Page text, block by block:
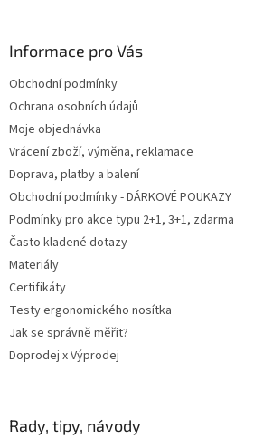
ý
p
i
Informace pro Vás
Obchodní podmínky
Ochrana osobních údajů
Moje objednávka
Vrácení zboží, výměna, reklamace
Doprava, platby a balení
Obchodní podmínky - DÁRKOVÉ POUKAZY
Podmínky pro akce typu 2+1, 3+1, zdarma
Často kladené dotazy
Materiály
Certifikáty
Testy ergonomického nosítka
Jak se správně měřit?
Doprodej x Výprodej
Rady, tipy, návody